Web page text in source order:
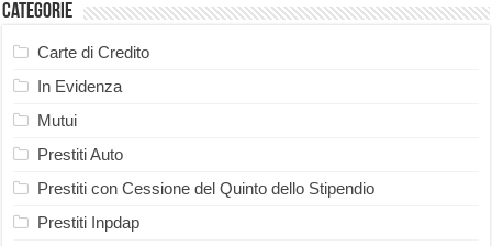
Categorie
Carte di Credito
In Evidenza
Mutui
Prestiti Auto
Prestiti con Cessione del Quinto dello Stipendio
Prestiti Inpdap